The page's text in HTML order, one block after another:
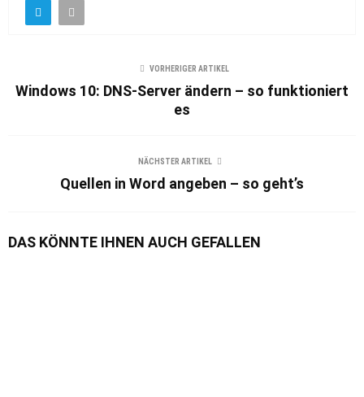
VORHERIGER ARTIKEL
Windows 10: DNS-Server ändern – so funktioniert
es
NÄCHSTER ARTIKEL
Quellen in Word angeben – so geht’s
DAS KÖNNTE IHNEN AUCH GEFALLEN